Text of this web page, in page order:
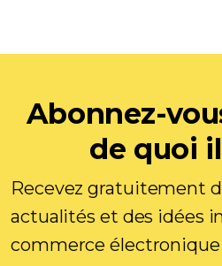
Abonnez-
de quoi
Recevez gratuitement
actualités et des idées
commerce